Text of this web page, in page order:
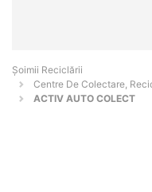
Șoimii Reciclării
Centre De Colectare,
ACTIV AUTO COLECT